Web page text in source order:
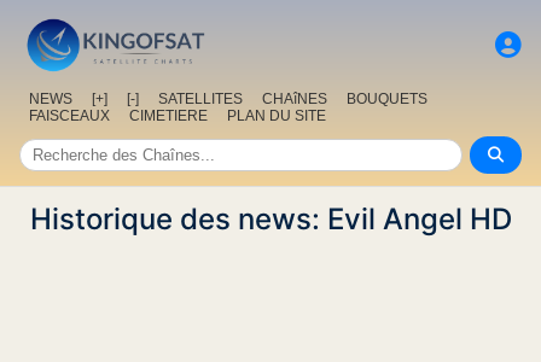
NEWS [+] [-] SATELLITES CHAîNES
BOUQUETS
FAISCEAUX
CIMETIERE PLAN DU SITE
Historique des news: Evil Angel HD